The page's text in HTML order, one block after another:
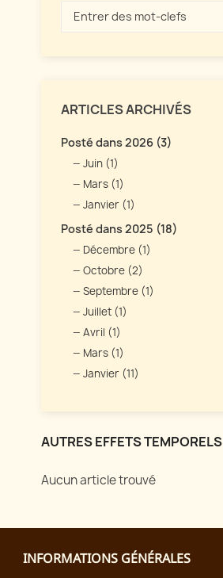
ARTICLES ARCHIVÉS
Posté dans 2026 (3)
Juin (1)
Mars (1)
Janvier (1)
Posté dans 2025 (18)
Décembre (1)
Octobre (2)
Septembre (1)
Juillet (1)
Avril (1)
Mars (1)
Janvier (11)
AUTRES EFFETS TEMPORELS
Aucun article trouvé
INFORMATIONS GÉNÉRALES